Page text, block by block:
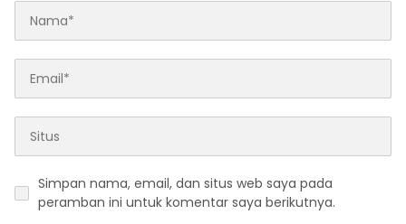
Simpan nama, email, dan situs web saya pada
peramban ini untuk komentar saya berikutnya.